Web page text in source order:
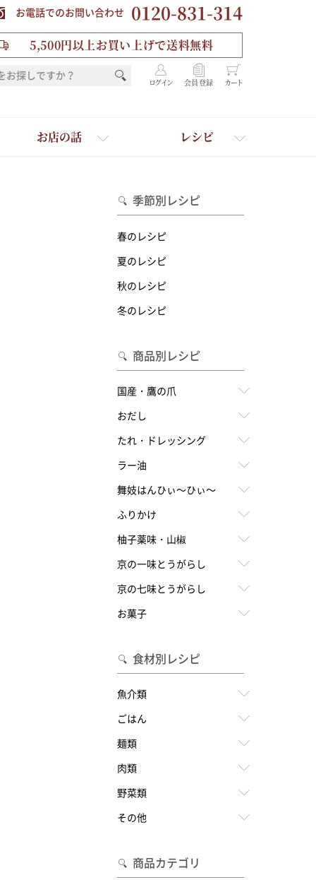
お電話でのお問い合わせ 0120-831-314
5,500円以上お買い上げで送料無料
ログイン 会員登録 カート
せて一味・七味を選ぶ
お店の話 レシピ
季節別レシピ
春のレシピ
夏のレシピ
秋のレシピ
冬のレシピ
商品別レシピ
国産・鷹の爪
おだし
たれ・ドレッシング
ラー油
舞妓はんひぃ～ひぃ～
ふりかけ
柚子薬味・山椒
京の一味とうがらし
京の七味とうがらし
お菓子
食材別レシピ
魚介類
ごはん
麺類
肉類
野菜類
その他
商品カテゴリ